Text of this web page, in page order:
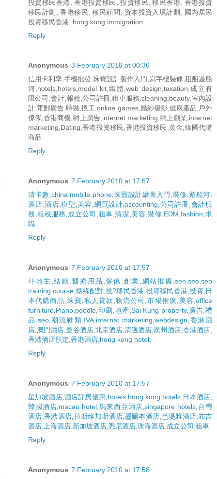
投資移民香港, 香港投資移民, 投資移民, 移民香港, 香港投資
移民計劃, 香港移民, 移民顧問, 資本投資入境計劃, 國內居民
投資移民香港, hong kong immigration
Reply
Anonymous 3 February 2010 at 00:36
信用卡利率,手機批發,珠寶設計製作入門,寫字樓裝修,租船遊船
河,hotels,hotels,model kit,纖體,web design,taxation,成立有
限公司,會計,報稅,公司註冊,租車服務,cleaning,beauty,室內設
計,電郵廣告,時裝,搵工,online games,婚紗攝影,健康產品,戶外
傢俬,香港商機,網上廣告,internet marketing,網上創業,internet
marketing,Dating,香港投资移民,香港投資移民,黄金,韓國代購
商品
Reply
Anonymous 7 February 2010 at 17:57
清卡數,china mobile phone,珠寶設計繪圖入門 ,裝修,遊船河,
酒店,酒店,模型,美容,網頁設計,accounting,公司註冊,會計服
務,報稅服務,成立公司 ,租車,清潔,美容,裝修,EDM,fashion,求
職,
Reply
Anonymous 7 February 2010 at 17:57
斗地主 ,結婚,醫療用品 ,傢俬,創業,網站推廣,seo,seo,seo
training course,姻緣配對,投?移民香港,投資移民香港,投資,日
本代購商品,珠寶,私人貸款,物流公司 ,市場推廣,美容,office
furniture,Piano,poodle,印刷 ,地產,Sai Kung property,廣告,禮
品 ,seo,潮流鞋類,IVA,internat marketing,webdesign,香港酒
店,澳門酒店,曼谷酒店,北京酒店,清邁酒店,廣州酒店,香港酒店,
香港酒店預定,香港酒店,hong kong hotel,
Reply
Anonymous 7 February 2010 at 17:57
星加坡酒店,酒店訂房優惠,hotels,hong kong hotels,日本酒店,
韓國酒店,macau hotel,馬來西亞酒店,singapore hotels,台灣
酒店,香港酒店,拉斯維加斯酒店,墨爾本酒店,芭堤雅酒店,布吉
酒店,上海酒店,新加坡酒店,悉尼酒店,珠海酒店,成立公司 ,租車
Reply
Anonymous 7 February 2010 at 17:58